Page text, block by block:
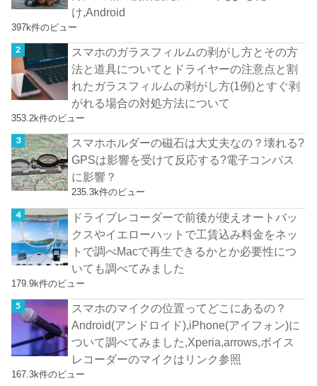
け,Android
397k件のビュー
スマホのガラスフィルムの剥がし方とその方
法と道具についてとドライヤーの注意点と割
れたガラスフィルムの剥がし方(1例)とすぐ剥
がれる場合の対処方法について
353.2k件のビュー
スマホホルダーの磁石は大丈夫なの？壊れる?
GPSは影響を受けて反応する?電子コンパス
に影響？
235.3k件のビュー
ドライブレコーダーで前後が使えオートバッ
クスやイエローハットで工賃込み料金をネッ
トで調べMacで再生できるかとか必要性につ
いても調べてみました
179.9k件のビュー
スマホのマイクの位置ってどこにあるの？
Android(アンドロイド),iPhone(アイフォン)に
ついて調べてみました,Xperia,arrows,ボイス
レコーダーのマイクはリンク参照
167.3k件のビュー